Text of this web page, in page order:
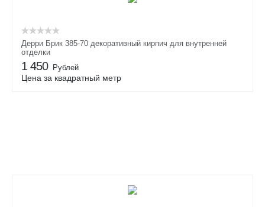
Дерри Брик 385-70 декоративный кирпич для внутренней
отделки
1 450 Рублей
Цена за квадратный метр